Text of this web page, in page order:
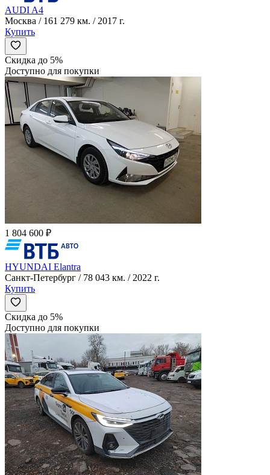
AUDI A4
Москва / 161 279 км. / 2017 г.
Купить
Скидка до 5%
Доступно для покупки
1 804 600 ₽
HYUNDAI Elantra
Санкт-Петербург / 78 043 км. / 2022 г.
Купить
Скидка до 5%
Доступно для покупки